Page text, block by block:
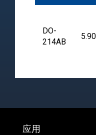
DO-
214AB
应用